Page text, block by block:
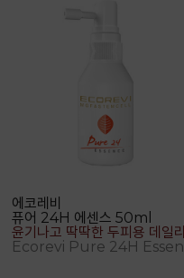
에코레비
퓨어 24H 에센스 50ml
윤기나고 딱딱한 두피용 데일리 에센스
Ecorevi Pure 24H Essence